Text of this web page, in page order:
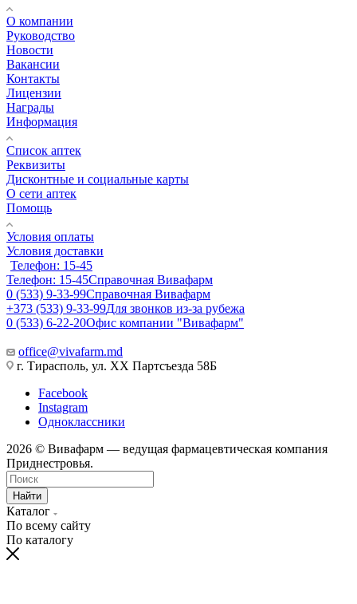
О компании
Руководство
Новости
Вакансии
Контакты
Лицензии
Награды
Информация
Список аптек
Реквизиты
Дисконтные и социальные карты
О сети аптек
Помощь
Условия оплаты
Условия доставки
Телефон: 15-45
Телефон: 15-45Справочная Вивафарм
0 (533) 9-33-99Справочная Вивафарм
+373 (533) 9-33-99Для звонков из-за рубежа
0 (533) 6-22-20Офис компании "Вивафарм"
office@vivafarm.md
г. Тирасполь, ул. ХХ Партсъезда 58Б
Facebook
Instagram
Одноклассники
2026 © Вивафарм — ведущая фармацевтическая компания
Приднестровья.
Найти
Каталог
По всему сайту
По каталогу